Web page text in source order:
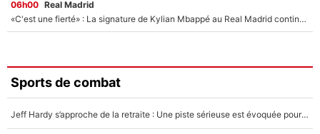
06h00 Real Madrid
«C'est une fierté» : La signature de Kylian Mbappé au Real Madrid continue de régaler l'Espagne
Sports de combat
Jeff Hardy s’approche de la retraite : Une piste sérieuse est évoquée pour la reconversion de la légende de la WWE